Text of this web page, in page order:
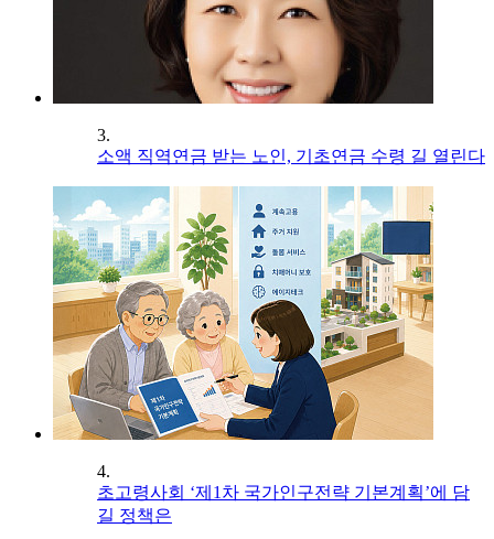
3.
소액 직역연금 받는 노인, 기초연금 수령 길 열린다
4.
초고령사회 ‘제1차 국가인구전략 기본계획’에 담
길 정책은